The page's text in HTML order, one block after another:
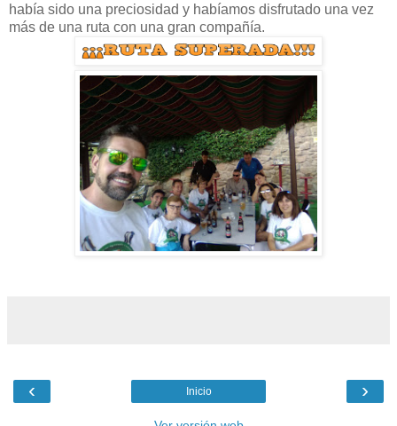
había sido una preciosidad y habíamos disfrutado una vez
más de una ruta con una gran compañía.
‹ ›
Inicio